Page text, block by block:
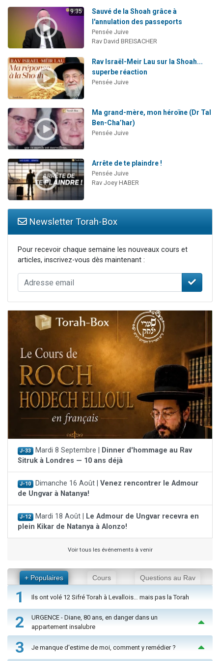
9:35
Sauvé de la Shoah grâce à
l'annulation des passeports
Pensée Juive
Rav David BREISACHER
Rav Israël-Meir Lau sur la Shoah...
superbe réaction
Pensée Juive
Ma grand-mère, mon héroïne (Dr Tal
Ben-Cha’har)
Pensée Juive
Arrête de te plaindre !
Pensée Juive
Rav Joey HABER
Newsletter Torah-Box
Pour recevoir chaque semaine les nouveaux cours et
articles, inscrivez-vous dès maintenant :
J-33 Mardi 8 Septembre |
Dinner d'hommage au Rav
Sitruk à Londres — 10 ans déjà
J-10 Dimanche 16 Août | Venez rencontrer le Admour
de Ungvar à Natanya!
J-12 Mardi 18 Août |
Le Admour de Ungvar recevra en
plein Kikar de Natanya à Alonzo!
Voir tous les événements à venir
+ Populaires Cours Questions au Rav
1 Ils ont volé 12 Sifré Torah à Levallois… mais pas la Torah
2
URGENCE - Diane, 80 ans, en danger dans un
appartement insalubre
3 Je manque d'estime de moi, comment y remédier ?